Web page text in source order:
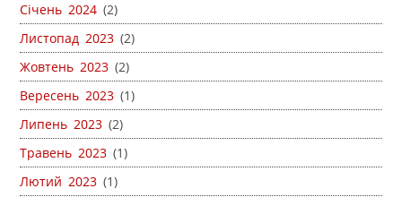
Січень 2024 (2)
Листопад 2023 (2)
Жовтень 2023 (2)
Вересень 2023 (1)
Липень 2023 (2)
Травень 2023 (1)
Лютий 2023 (1)